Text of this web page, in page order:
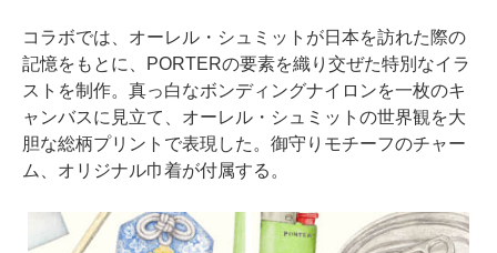
コラボでは、オーレル・シュミットが日本を訪れた際の
記憶をもとに、PORTERの要素を織り交ぜた特別なイラ
ストを制作。真っ白なボンディングナイロンを一枚のキ
ャンバスに見立て、オーレル・シュミットの世界観を大
胆な総柄プリントで表現した。御守りモチーフのチャー
ム、オリジナル巾着が付属する。